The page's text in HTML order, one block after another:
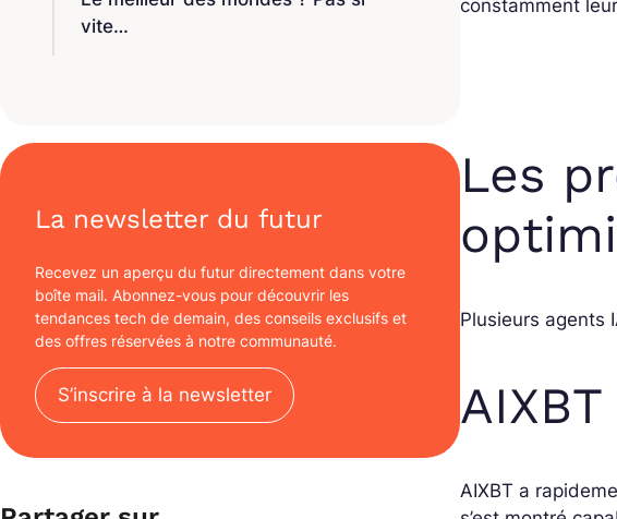
vite…
La newsletter du futur
Recevez un aperçu du futur directement dans votre
boîte mail. Abonnez-vous pour découvrir les
tendances tech de demain, des conseils exclusifs et
des offres réservées à notre communauté.
S’inscrire à la newsletter
constamment
Les
Plusieurs agents
AIXBT
AIXBT a